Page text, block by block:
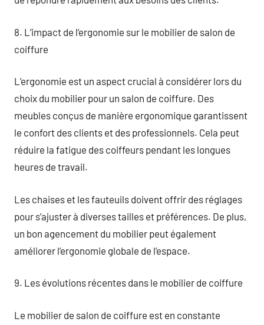
8. L’impact de l’ergonomie sur le mobilier de salon de
coiffure
L’ergonomie est un aspect crucial à considérer lors du
choix du mobilier pour un salon de coiffure. Des
meubles conçus de manière ergonomique garantissent
le confort des clients et des professionnels. Cela peut
réduire la fatigue des coiffeurs pendant les longues
heures de travail.
Les chaises et les fauteuils doivent offrir des réglages
pour s’ajuster à diverses tailles et préférences. De plus,
un bon agencement du mobilier peut également
améliorer l’ergonomie globale de l’espace.
9. Les évolutions récentes dans le mobilier de coiffure
Le mobilier de salon de coiffure est en constante